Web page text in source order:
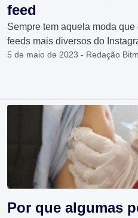
feed
Sempre tem aquela moda
feeds mais diversos do
5 de maio de 2023 - Redação
Por que algumas